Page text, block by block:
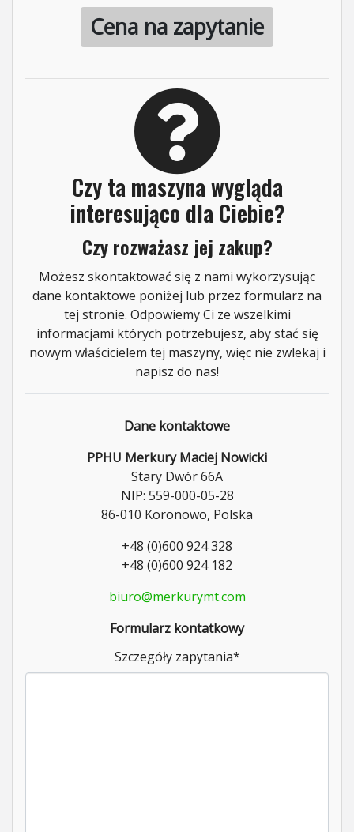
Cena na zapytanie
Czy ta maszyna wygląda
interesująco dla Ciebie?
Czy rozważasz jej zakup?
Możesz skontaktować się z nami wykorzysując
dane kontaktowe poniżej lub przez formularz na
tej stronie. Odpowiemy Ci ze wszelkimi
informacjami których potrzebujesz, aby stać się
nowym właścicielem tej maszyny, więc nie zwlekaj i
napisz do nas!
Dane kontaktowe
PPHU Merkury Maciej Nowicki
Stary Dwór 66A
NIP: 559-000-05-28
86-010 Koronowo, Polska
+48 (0)600 924 328
+48 (0)600 924 182
biuro@merkurymt.com
Formularz kontatkowy
Szczegóły zapytania*